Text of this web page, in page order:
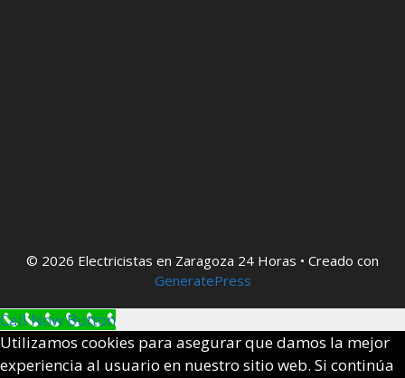
© 2026 Electricistas en Zaragoza 24 Horas • Creado con
GeneratePress
Call Now Button
Utilizamos cookies para asegurar que damos la mejor
experiencia al usuario en nuestro sitio web. Si continúa